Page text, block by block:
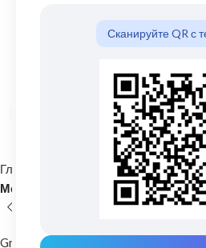
Сканируйте QR с
Нажмите, чтобы увеличить
Главная
Кровельные материалы
Металлочерепица и
Grand Line